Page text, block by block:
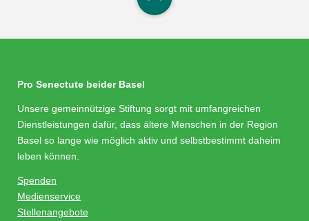
Pro Senectute beider Basel
Unsere gemeinnützige Stiftung sorgt mit umfangreichen
Dienstleistungen dafür, dass ältere Menschen in der Region
Basel so lange wie möglich aktiv und selbstbestimmt daheim
leben können.
Spenden
Medienservice
Stellenangebote